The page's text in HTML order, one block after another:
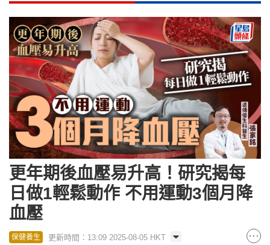
更年期後血壓易升高！研究揭每
日做1輕鬆動作 不用運動3個月降
血壓
保健養生 更新時間：13:09 2025-08-05 HKT